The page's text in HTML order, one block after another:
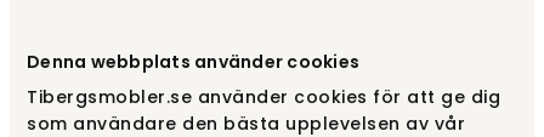
Denna webbplats använder cookies
Tibergsmobler.se använder cookies för att ge dig
som användare den bästa upplevelsen av vår
Björk | Standardkulör fr. 25 990 kr